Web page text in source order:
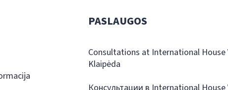
PASLAUGOS
Consultations at International House
Klaipėda